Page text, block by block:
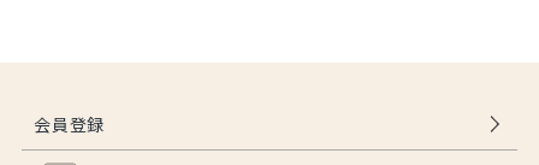
会員登録